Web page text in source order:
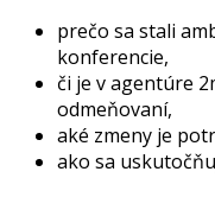
prečo sa stali
konferencie,
či je v agentúre
odmeňovaní,
aké zmeny je
ako sa